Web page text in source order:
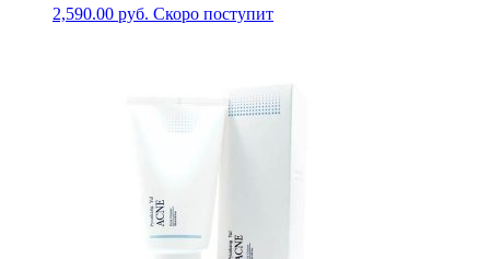
2,590.00 руб. Скоро поступит